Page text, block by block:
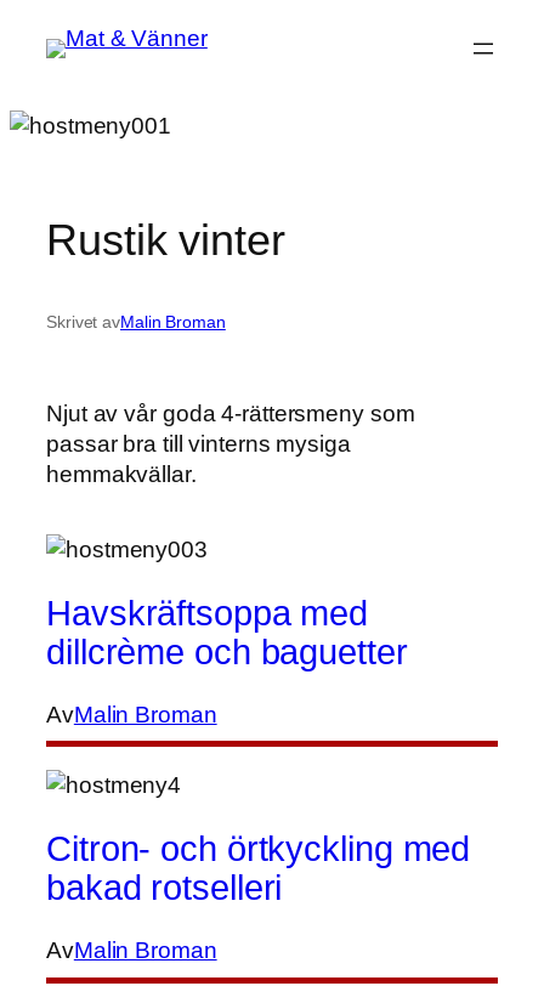
Rustik vinter
Skrivet avMalin Broman
Njut av vår goda 4-rättersmeny som
passar bra till vinterns mysiga
hemmakvällar.
Havskräftsoppa med
dillcrème och baguetter
AvMalin Broman
Citron- och örtkyckling med
bakad rotselleri
AvMalin Broman